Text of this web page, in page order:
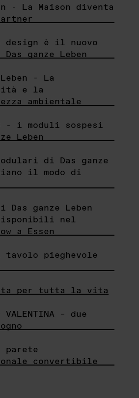
- La Maison diventa
design è il nuovo
ganze Leben
- La
e la
ambientale
- i moduli sospesi
Leben
di Das ganze
il modo di
ganze Leben
nel
a Essen
tavolo pieghevole
per tutta la vita
VALENTINA – due
parete
convertibile